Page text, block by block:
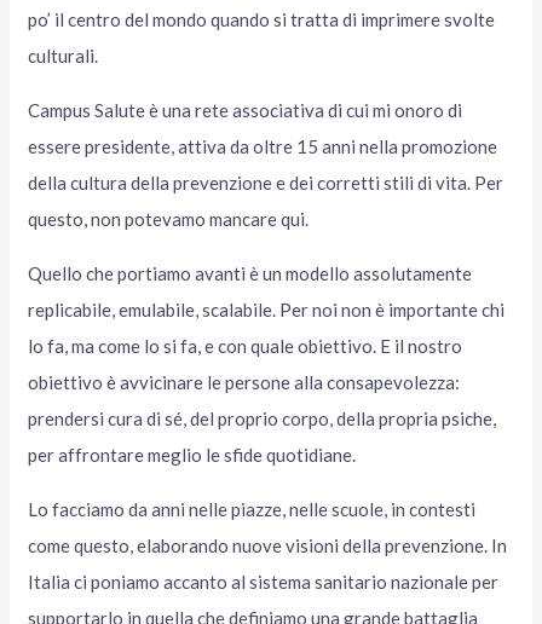
po’ il centro del mondo quando si tratta di imprimere svolte
culturali.
Campus Salute è una rete associativa di cui mi onoro di
essere presidente, attiva da oltre 15 anni nella promozione
della cultura della prevenzione e dei corretti stili di vita. Per
questo, non potevamo mancare qui.
Quello che portiamo avanti è un modello assolutamente
replicabile, emulabile, scalabile. Per noi non è importante chi
lo fa, ma come lo si fa, e con quale obiettivo. E il nostro
obiettivo è avvicinare le persone alla consapevolezza:
prendersi cura di sé, del proprio corpo, della propria psiche,
per affrontare meglio le sfide quotidiane.
Lo facciamo da anni nelle piazze, nelle scuole, in contesti
come questo, elaborando nuove visioni della prevenzione. In
Italia ci poniamo accanto al sistema sanitario nazionale per
supportarlo in quella che definiamo una grande battaglia